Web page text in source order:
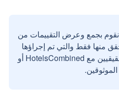
نقوم بجمع وعرض التقييمات من
منها فقط والتي تم إجراؤها
بواسطة مستخدمين حقيقيين مع HotelsCombined أو